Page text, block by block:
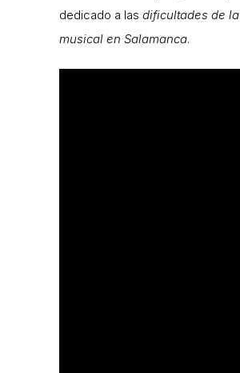
dedicado a las dificultades de
musical en Salamanca.